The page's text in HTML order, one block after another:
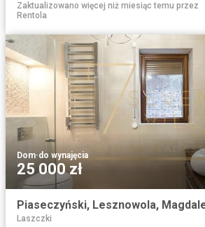
Zaktualizowano więcej niż miesiąc temu przez
Rentola
Dom·do wynajęcia
25 000 zł
Piaseczyński, Lesznowola,
Laszczki